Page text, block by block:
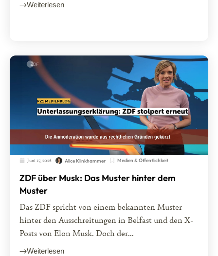
Weiterlesen
Juni 17, 2026 Alice Klinkhammer Medien & Öffentlichkeit
ZDF über Musk: Das Muster hinter dem
Muster
Das ZDF spricht von einem bekannten Muster
hinter den Ausschreitungen in Belfast und den X-
Posts von Elon Musk. Doch der...
Weiterlesen